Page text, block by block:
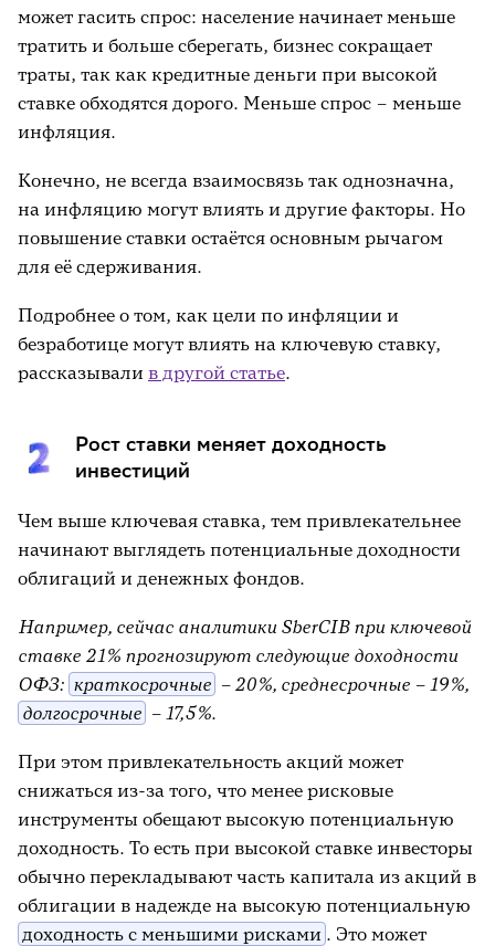
может гасить спрос: население начинает меньше
тратить и больше сберегать, бизнес сокращает
траты, так как кредитные деньги при высокой
ставке обходятся дорого. Меньше спрос – меньше
инфляция.
Конечно, не всегда взаимосвязь так однозначна,
на инфляцию могут влиять и другие факторы. Но
повышение ставки остаётся основным рычагом
для её сдерживания.
Подробнее о том, как цели по инфляции и
безработице могут влиять на ключевую ставку,
рассказывали в другой статье.
Рост ставки меняет доходность
инвестиций
Чем выше ключевая ставка, тем привлекательнее
начинают выглядеть потенциальные доходности
облигаций и денежных фондов.
Например, сейчас аналитики SberCIB при ключевой
ставке 21% прогнозируют следующие доходности
ОФЗ: краткосрочные – 20%, среднесрочные – 19%,
долгосрочные – 17,5%.
При этом привлекательность акций может
снижаться из-за того, что менее рисковые
инструменты обещают высокую потенциальную
доходность. То есть при высокой ставке инвесторы
обычно перекладывают часть капитала из акций в
облигации в надежде на высокую потенциальную
доходность с меньшими рисками . Это может